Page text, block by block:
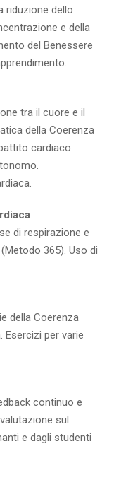
riduzione dello
e della
del Benessere
tra il cuore e il
della Coerenza
cardiaco
di respirazione e
365). Uso di
della Coerenza
Esercizi per varie
continuo e
sul
e dagli studenti